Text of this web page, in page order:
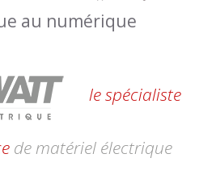
au numérique
le spécialiste
de matériel électrique